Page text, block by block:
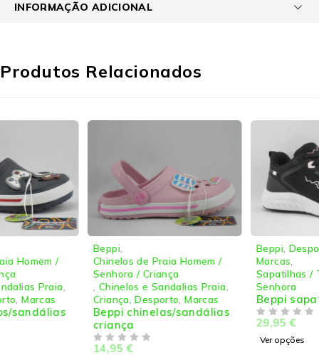
INFORMAÇÃO ADICIONAL
Produtos Relacionados
Chinelos de Praia Homem /
Senhora / Criança
,Chinelos e Sandalias Praia
Criança,Desporto ,Marcas
Beppi chinelas/sandálias
Desportivos,Desporto,
Marcas,
Sapatilhas / Tenis Senhora,
Senhora
Beppi sapatilhas senhora